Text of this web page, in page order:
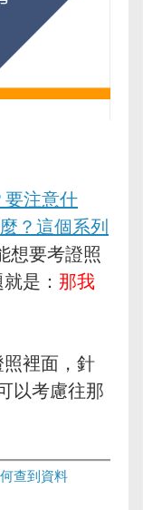
要注意什
？這個系列
想要考證照
是： 那我
裡面，針
以考慮往那
查到資料